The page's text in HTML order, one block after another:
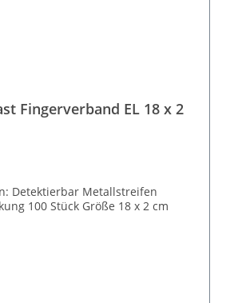
Fingerverband EL 18 x 2
100 Stück Größe 18 x 2 cm